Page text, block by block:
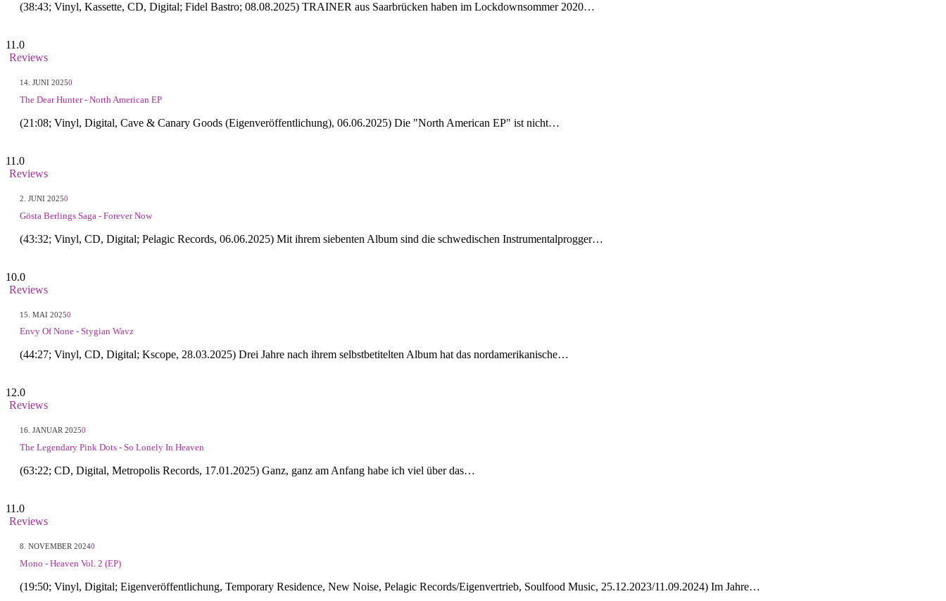
(38:43; Vinyl, Kassette, CD, Digital; Fidel Bastro; 08.08.2025) TRAINER aus Saarbrücken haben im Lockdownsommer 2020…
11.0
Reviews
14. JUNI 20250
The Dear Hunter - North American EP
(21:08; Vinyl, Digital, Cave & Canary Goods (Eigenveröffentlichung), 06.06.2025) Die "North American EP" ist nicht…
11.0
Reviews
2. JUNI 20250
Gösta Berlings Saga - Forever Now
(43:32; Vinyl, CD, Digital; Pelagic Records, 06.06.2025) Mit ihrem siebenten Album sind die schwedischen Instrumentalprogger…
10.0
Reviews
15. MAI 20250
Envy Of None - Stygian Wavz
(44:27; Vinyl, CD, Digital; Kscope, 28.03.2025) Drei Jahre nach ihrem selbstbetitelten Album hat das nordamerikanische…
12.0
Reviews
16. JANUAR 20250
The Legendary Pink Dots - So Lonely In Heaven
(63:22; CD, Digital, Metropolis Records, 17.01.2025) Ganz, ganz am Anfang habe ich viel über das…
11.0
Reviews
8. NOVEMBER 20240
Mono - Heaven Vol. 2 (EP)
(19:50; Vinyl, Digital; Eigenveröffentlichung, Temporary Residence, New Noise, Pelagic Records/Eigenvertrieb, Soulfood Music, 25.12.2023/11.09.2024) Im Jahre…